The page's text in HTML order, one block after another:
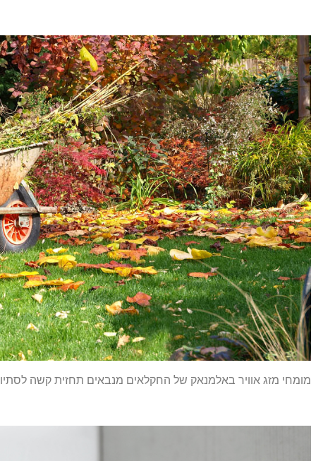
מומחי מזג אוויר באלמנאק של החקלאים מנבאים תחזית קשה לסתיו 2025 – הגן על הצמחים שלך לפני שיהיה מאוחר מדי